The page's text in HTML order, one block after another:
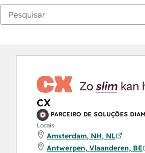
CX
PARCEIRO DE SOLUÇÕES
Locais
Amsterdam, NH, NL
Antwerpen, Vlaanderen, BE